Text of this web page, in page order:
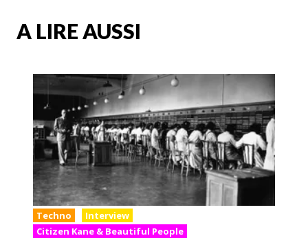
A LIRE AUSSI
Techno
Interview
Citizen Kane & Beautiful People